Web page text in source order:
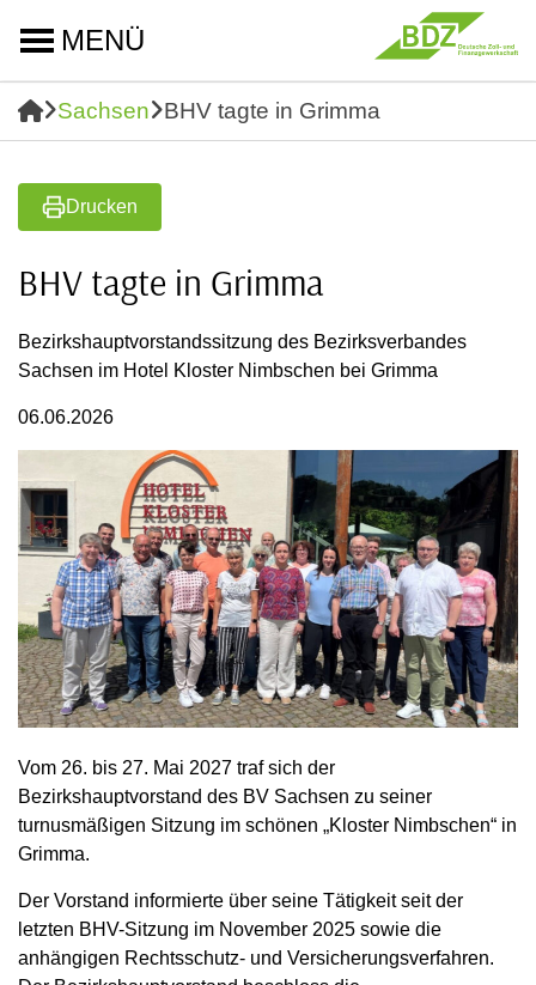
MENÜ
Sachsen BHV tagte in Grimma
Drucken
BHV tagte in Grimma
Bezirkshauptvorstandssitzung des Bezirksverbandes
Sachsen im Hotel Kloster Nimbschen bei Grimma
06.06.2026
Vom 26. bis 27. Mai 2027 traf sich der
Bezirkshauptvorstand des BV Sachsen zu seiner
turnusmäßigen Sitzung im schönen „Kloster Nimbschen“ in
Grimma.
Der Vorstand informierte über seine Tätigkeit seit der
letzten BHV-Sitzung im November 2025 sowie die
anhängigen Rechtsschutz- und Versicherungsverfahren.